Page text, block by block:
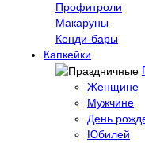
Профитроли
Макаруны
Кенди-бары
Капкейки
Женщине
Мужчине
День
Юбилей